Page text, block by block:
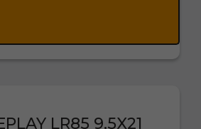
LR85 9,5X21